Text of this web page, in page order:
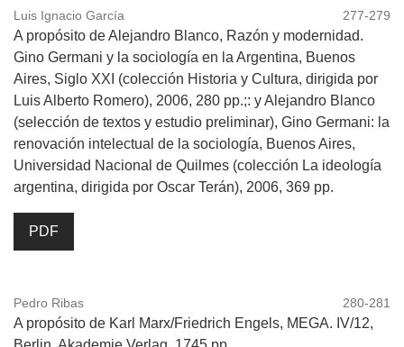
Luis Ignacio García 277-279
A propósito de Alejandro Blanco, Razón y modernidad.
Gino Germani y la sociología en la Argentina, Buenos
Aires, Siglo XXI (colección Historia y Cultura, dirigida por
Luis Alberto Romero), 2006, 280 pp.;: y Alejandro Blanco
(selección de textos y estudio preliminar), Gino Germani: la
renovación intelectual de la sociología, Buenos Aires,
Universidad Nacional de Quilmes (colección La ideología
argentina, dirigida por Oscar Terán), 2006, 369 pp.
PDF
Pedro Ribas 280-281
A propósito de Karl Marx/Friedrich Engels, MEGA. IV/12,